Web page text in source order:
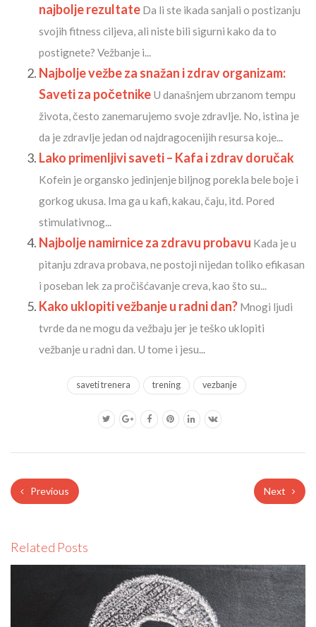
najbolje rezultate Da li ste ikada sanjali o postizanju
svojih fitness ciljeva, ali niste bili sigurni kako da to
postignete? Vežbanje i...
Najbolje vežbe za snažan i zdrav organizam:
Saveti za početnike U današnjem ubrzanom tempu
života, često zanemarujemo svoje zdravlje. No, istina je
da je zdravlje jedan od najdragocenijih resursa koje...
Lako primenljivi saveti – Kafa i zdrav doručak
Kofein je organsko jedinjenje biljnog porekla bele boje i
gorkog ukusa. Ima ga u kafi, kakau, čaju, itd. Pored
stimulativnog...
Najbolje namirnice za zdravu probavu Kada je u
pitanju zdrava probava, ne postoji nijedan toliko efikasan
i poseban lek za pročišćavanje creva, kao što su...
Kako uklopiti vežbanje u radni dan? Mnogi ljudi
tvrde da ne mogu da vežbaju jer je teško uklopiti
vežbanje u radni dan. U tome i jesu...
saveti trenera trening vezbanje
Previous Next
Related Posts